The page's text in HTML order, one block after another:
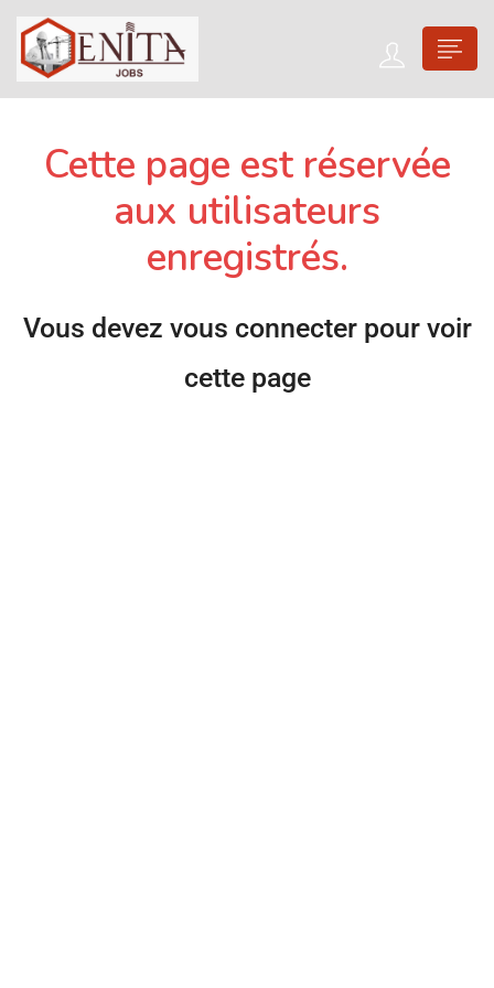
Cette page est réservée
aux utilisateurs
enregistrés.
Vous devez vous connecter pour voir
cette page